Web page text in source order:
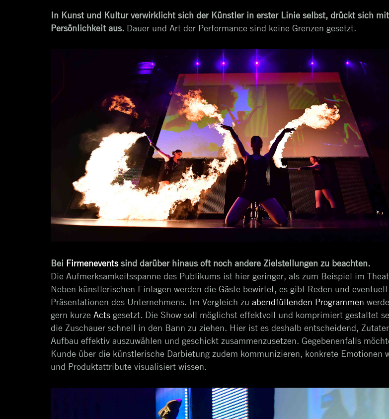
In Kunst und Kultur verwirklicht sich der Künstler in erster Linie selbst, drückt sich
Persönlichkeit aus. Dauer und Art der Performance sind keine Grenzen gesetzt.
Bei Firmeneventssind darüber hinaus oft noch andere Zielstellungen zu beachten.
Die Aufmerksamkeitsspanne des Publikums ist hier geringer, als zum Beispiel im
Neben künstlerischen Einlagen werden die Gäste bewirtet, es gibt Reden und
Präsentationen des Unternehmens. Im Vergleich zu abendfüllenden Programmen
gern kurze Acts gesetzt. Die Show soll möglichst effektvoll und komprimiert gestaltet
die Zuschauer schnell in den Bann zu ziehen. Hier ist es deshalb entscheidend,
Aufbau effektiv auszuwählen und geschickt zusammenzusetzen. Gegebenenfalls
Kunde über die künstlerische Darbietung zudem kommunizieren, konkrete Emotionen
und Produktattribute visualisiert wissen.